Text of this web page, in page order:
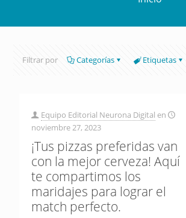
Filtrar por Categorías Etiquetas
Equipo Editorial Neurona Digital en
noviembre 27, 2023
¡Tus pizzas preferidas van
con la mejor cerveza! Aquí
te compartimos los
maridajes para lograr el
match perfecto.